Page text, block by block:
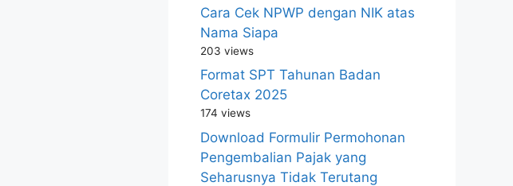
Cara Cek NPWP dengan NIK atas
Nama Siapa
203 views
Format SPT Tahunan Badan
Coretax 2025
174 views
Download Formulir Permohonan
Pengembalian Pajak yang
Seharusnya Tidak Terutang